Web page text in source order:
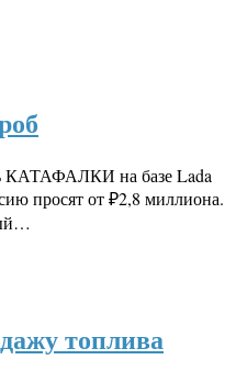
КАТАФАЛКИ на базе Lada
просят от ₽2,8 миллиона.
топлива